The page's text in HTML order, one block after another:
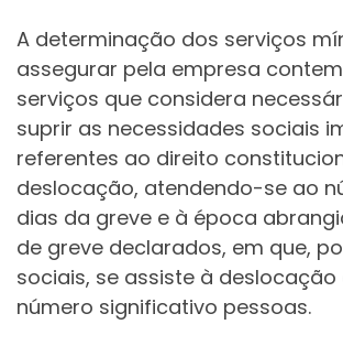
A determinação dos serviços
assegurar pela empresa
serviços que considera
suprir as necessidades sociais
referentes ao direito
deslocação, atendendo-se ao
dias da greve e à época
de greve declarados, em que,
sociais, se assiste à deslocação
número significativo pessoas.